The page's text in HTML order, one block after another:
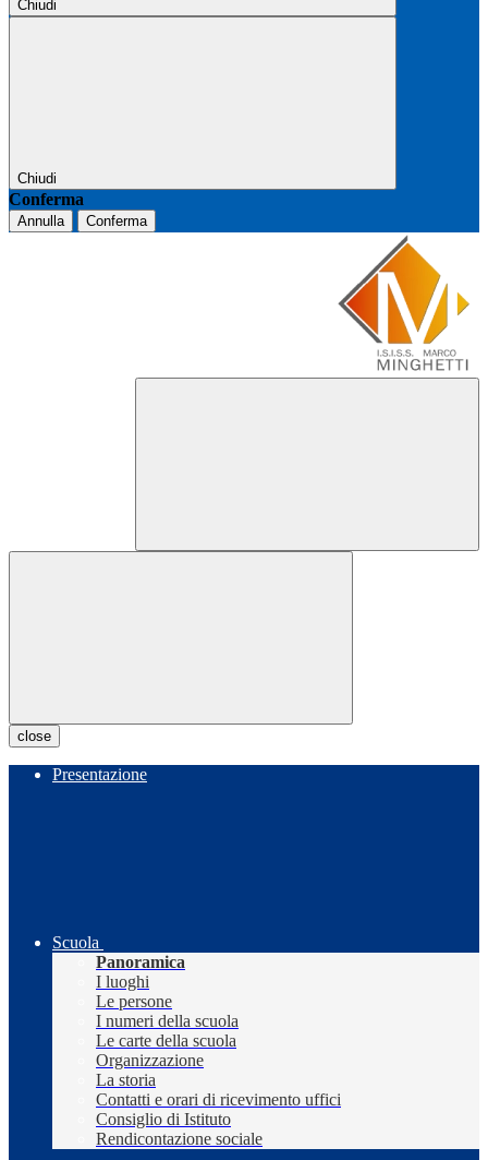
Chiudi
Chiudi
Conferma
Annulla Conferma
close
Presentazione
Scuola
Panoramica
I luoghi
Le persone
I numeri della scuola
Le carte della scuola
Organizzazione
La storia
Contatti e orari di ricevimento uffici
Consiglio di Istituto
Rendicontazione sociale